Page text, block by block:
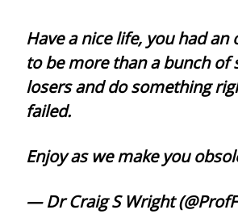
Have a nice life, you had
to be more than a bunch of
losers and do something
failed.
Enjoy as we make you
— Dr Craig S Wright